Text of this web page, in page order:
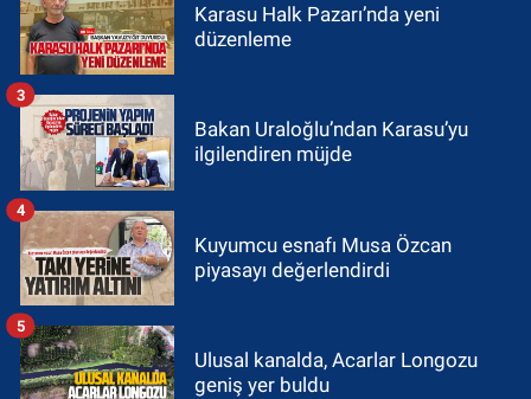
Karasu Halk Pazarı’nda yeni
düzenleme
Bakan Uraloğlu’ndan Karasu’yu
ilgilendiren müjde
3
Kuyumcu esnafı Musa Özcan
piyasayı değerlendirdi
4
Ulusal kanalda, Acarlar Longozu
geniş yer buldu
5